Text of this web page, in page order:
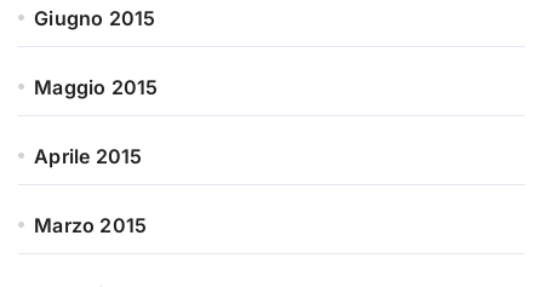
Giugno 2015
Maggio 2015
Aprile 2015
Marzo 2015